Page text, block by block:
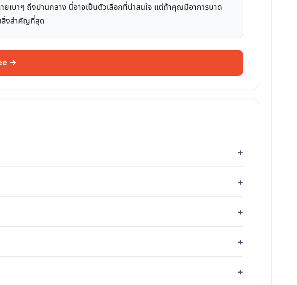
ยเบาๆ ถึงปานกลาง นี่อาจเป็นตัวเลือกที่น่าสนใจ แต่ถ้าคุณมีอาการบาด
สิ่งสำคัญที่สุด
→